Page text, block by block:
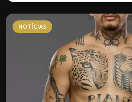
NOTÍCIAS